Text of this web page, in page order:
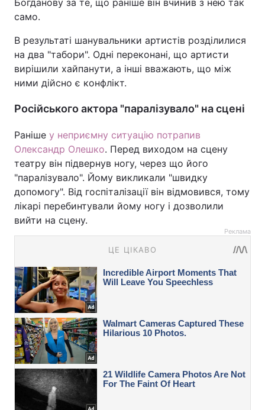
само.
В результаті шанувальники артистів розділилися
на два "табори". Одні переконані, що артисти
вирішили хайпанути, а інші вважають, що між
ними дійсно є конфлікт.
Російського актора "паралізувало" на сцені
Раніше у неприємну ситуацію потрапив
Олександр Олешко. Перед виходом на сцену
театру він підвернув ногу, через що його
"паралізувало". Йому викликали "швидку
допомогу". Від госпіталізації він відмовився, тому
лікарі перебинтували йому ногу і дозволили
вийти на сцену.
Реклама